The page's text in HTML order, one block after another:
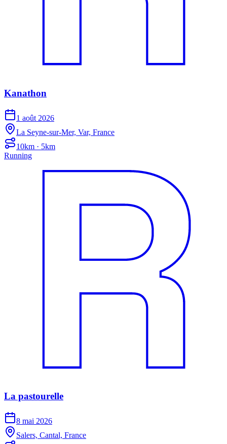
Kanathon
1 août 2026
La Seyne-sur-Mer, Var, France
10km · 5km
Running
La pastourelle
8 mai 2026
Salers, Cantal, France